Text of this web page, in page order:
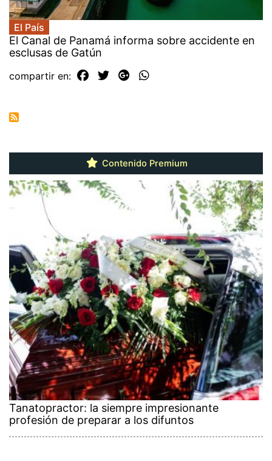
El País
El Canal de Panamá informa sobre accidente en
esclusas de Gatún
compartir en:
Contenido Premium
Tanatopractor: la siempre impresionante
profesión de preparar a los difuntos